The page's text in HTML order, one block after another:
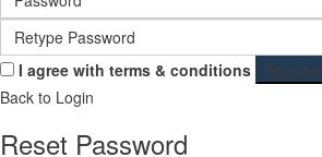
I agree with terms & conditions
Register
Back to Login
Reset Password